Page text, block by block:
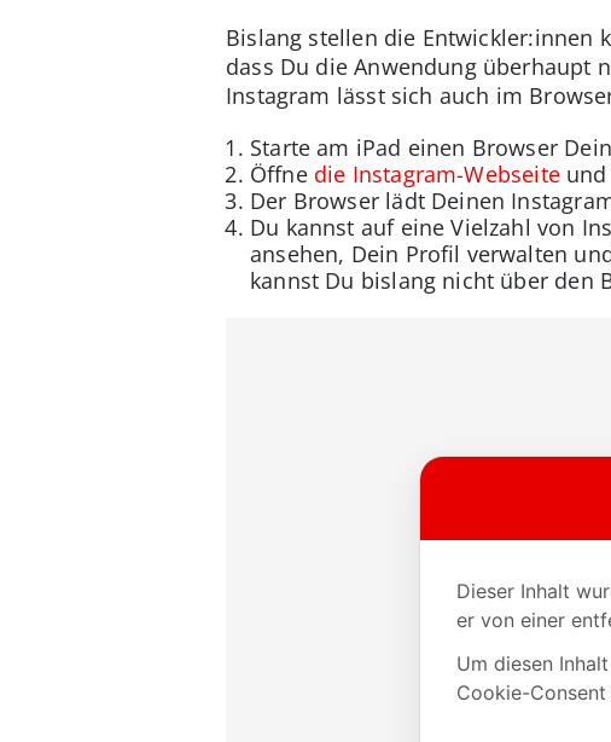
Bislang stellen die Entwickler:innen
dass Du die Anwendung überhaupt
Instagram lässt sich auch im
Starte am iPad einen Browser
Öffne die Instagram-Webseiteund
Der Browser lädt Deinen
Du kannst auf eine Vielzahl von
ansehen, Dein Profil verwalten
kannst Du bislang nicht über den